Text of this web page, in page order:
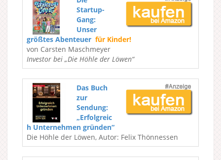
Startup-
Gang:
Unser
größtes Abenteuer für Kinder!
von Carsten Maschmeyer
Investor bei „Die Höhle der Löwen“
Das Buch
zur
Sendung:
„Erfolgreic
h Unternehmen gründen“
Die Höhle der Löwen, Autor: Felix Thönnessen